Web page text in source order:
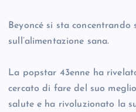
Beyoncé si sta concentrando
sull’alimentazione sana.
La popstar 43enne ha
cercato di fare del suo
salute e ha rivoluzionato la